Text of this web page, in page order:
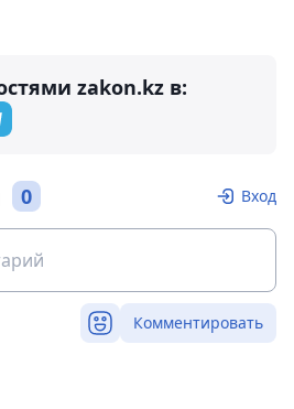
zakon.kz в:
0 Вход
Комментировать